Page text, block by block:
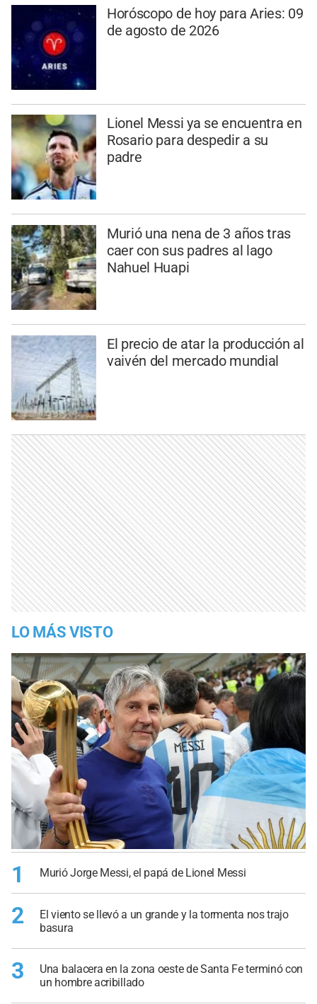
Horóscopo de hoy para Aries: 09
de agosto de 2026
Lionel Messi ya se encuentra en
Rosario para despedir a su
padre
Murió una nena de 3 años tras
caer con sus padres al lago
Nahuel Huapi
El precio de atar la producción al
vaivén del mercado mundial
LO MÁS VISTO
1 Murió Jorge Messi, el papá de Lionel Messi
2
El viento se llevó a un grande y la tormenta nos trajo
basura
3
Una balacera en la zona oeste de Santa Fe terminó con
un hombre acribillado